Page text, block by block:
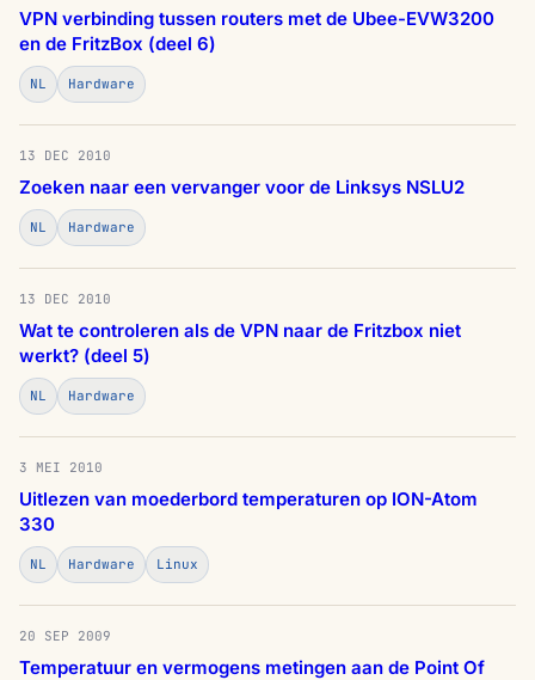
VPN verbinding tussen routers met de Ubee-EVW3200
en de FritzBox (deel 6)
NL Hardware
13 DEC 2010
Zoeken naar een vervanger voor de Linksys NSLU2
NL Hardware
13 DEC 2010
Wat te controleren als de VPN naar de Fritzbox niet
werkt? (deel 5)
NL Hardware
3 MEI 2010
Uitlezen van moederbord temperaturen op ION-Atom
330
NL Hardware Linux
20 SEP 2009
Temperatuur en vermogens metingen aan de Point Of